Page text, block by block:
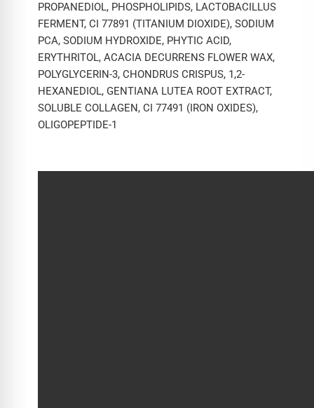
PROPANEDIOL, PHOSPHOLIPIDS, LACTOBACILLUS
FERMENT, CI 77891 (TITANIUM DIOXIDE), SODIUM
PCA, SODIUM HYDROXIDE, PHYTIC ACID,
ERYTHRITOL, ACACIA DECURRENS FLOWER WAX,
POLYGLYCERIN-3, CHONDRUS CRISPUS, 1,2-
HEXANEDIOL, GENTIANA LUTEA ROOT EXTRACT,
SOLUBLE COLLAGEN, CI 77491 (IRON OXIDES),
OLIGOPEPTIDE-1